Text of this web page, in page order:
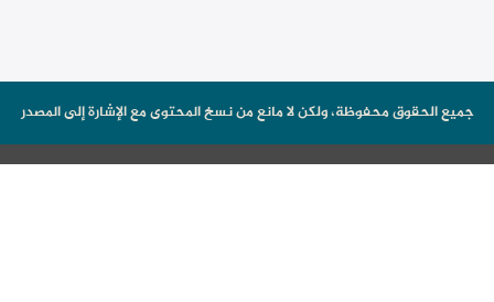
جميع الحقوق محفوظة، ولكن لا مانع من نسخ المحتوى مع الإشارة إلى المصدر